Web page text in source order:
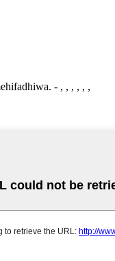
- , , , , , ,